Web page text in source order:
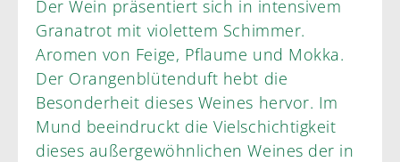
Der Wein präsentiert sich in intensivem
Granatrot mit violettem Schimmer.
Aromen von Feige, Pflaume und Mokka.
Der Orangenblütenduft hebt die
Besonderheit dieses Weines hervor. Im
Mund beeindruckt die Vielschichtigkeit
dieses außergewöhnlichen Weines der in